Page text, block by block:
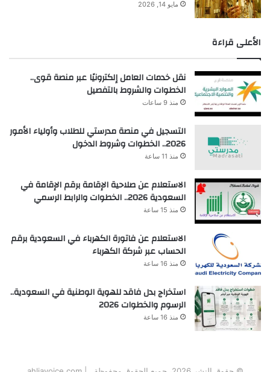
مايو 14, 2026
الأعلى قراءة
نقل خدمات العامل إلكترونيًا عبر منصة قوى..
الخطوات والشروط بالتفصيل
منذ 9 ساعات
التسجيل في منصة مدرستي للطلاب وأولياء الأمور
2026.. الخطوات وشروط الدخول
منذ 11 ساعة
الاستعلام عن صلاحية الإقامة برقم الإقامة في
السعودية 2026.. الخطوات والرابط الرسمي
منذ 15 ساعة
الاستعلام عن فاتورة الكهرباء في السعودية برقم
الحساب عبر شركة الكهرباء
منذ 16 ساعة
استخراج بدل فاقد للهوية الوطنية في السعودية..
الرسوم والخطوات 2026
منذ 16 ساعة